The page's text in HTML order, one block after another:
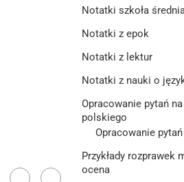
Notatki szkoła średnia
Notatki z epok
Notatki z lektur
Notatki z nauki o
Opracowanie pytań
polskiego
Opracowanie
Przykłady rozprawek
ocena